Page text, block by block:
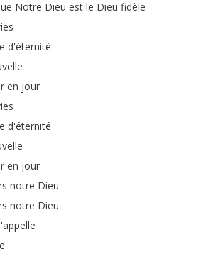
Notre Dieu est le Dieu fidèle
d'éternité
en jour
d'éternité
en jour
notre Dieu
notre Dieu